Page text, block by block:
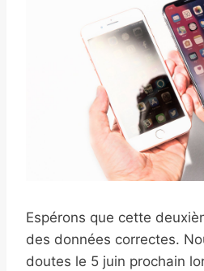
Espérons que cette
des données correctes.
doutes le 5 juin prochain